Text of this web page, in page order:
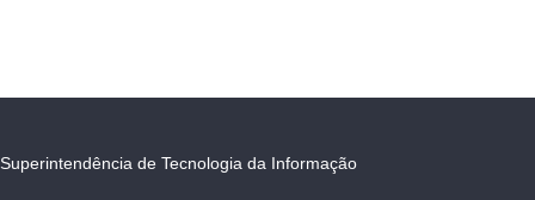
Superintendência de Tecnologia da Informação